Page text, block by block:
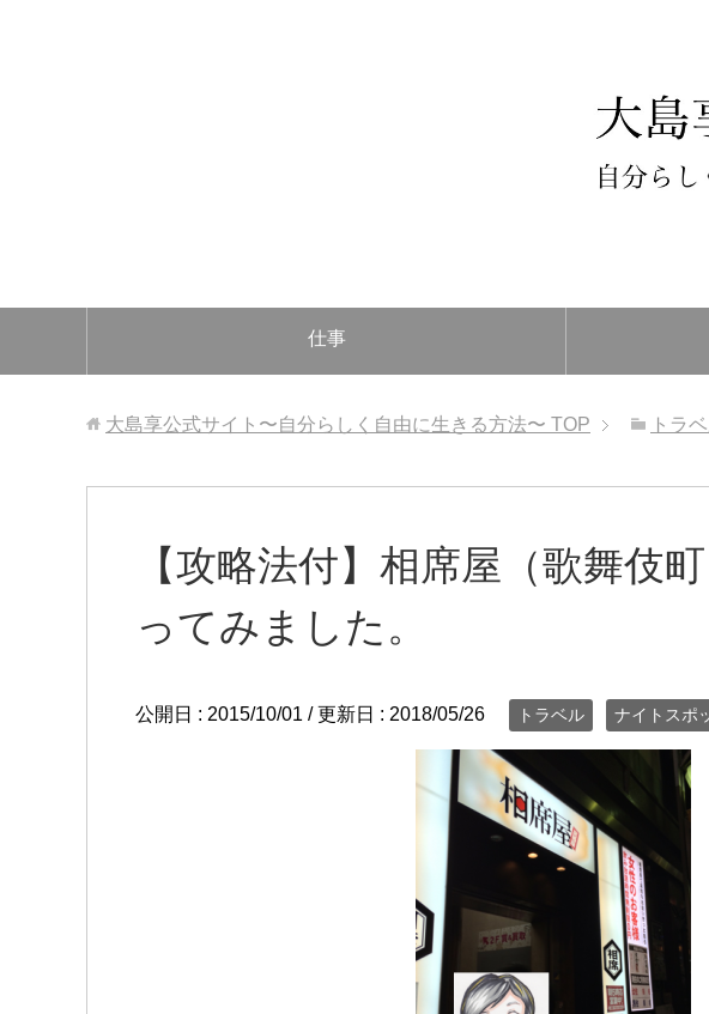
仕事
大島享公式サイト〜自分らしく自由に生きる方法〜 TOP トラ
【攻略法付】相席屋（歌舞伎
ってみました。
公開日 : 2015/10/01 / 更新日 : 2018/05/26 トラベル ナイトスポ